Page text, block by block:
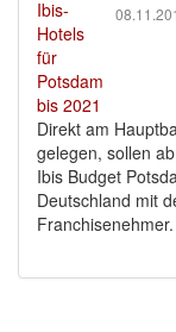
Direkt am
gelegen, sollen
Ibis Budget
Deutschland mit
Franchisenehmer.